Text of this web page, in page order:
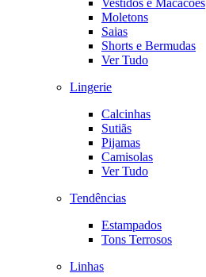
Moletons
Saias
Shorts e Bermudas
Ver Tudo
Lingerie
Calcinhas
Sutiãs
Pijamas
Camisolas
Ver Tudo
Tendências
Estampados
Tons Terrosos
Linhas